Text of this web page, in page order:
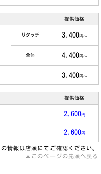
提供価格
リタッチ 3,400円～
全体 4,400円～
3,400円～
提供価格
2,600円
2,600円
情報は店頭にてご確認ください。
このページの先頭へ戻る